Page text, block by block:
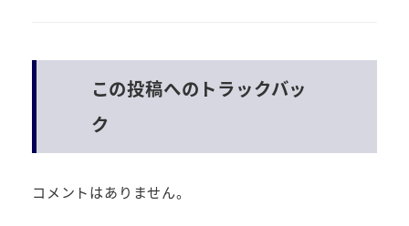
この投稿へのトラックバッ
ク
コメントはありません。